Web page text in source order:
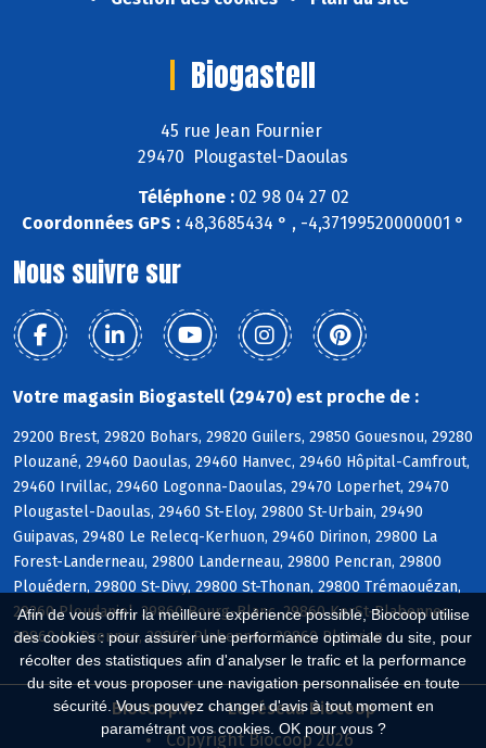
Afin de vous offrir la meilleure expérience possible, Biocoop utilise
des cookies : pour assurer une performance optimale du site, pour
récolter des statistiques afin d'analyser le trafic et la performance
du site et vous proposer une navigation personnalisée en toute
sécurité. Vous pouvez changer d'avis à tout moment en
paramétrant vos cookies. OK pour vous ?
Biogastell
45 rue Jean Fournier
29470 Plougastel-Daoulas
Téléphone :02 98 04 27 02
Coordonnées GPS : 48,3685434 ° , -4,37199520000001 °
Nous suivre sur
Votre magasin Biogastell (29470) est proche de :
29200 Brest, 29820 Bohars, 29820 Guilers, 29850 Gouesnou, 29280
Plouzané, 29460 Daoulas, 29460 Hanvec, 29460 Hôpital-Camfrout,
29460 Irvillac, 29460 Logonna-Daoulas, 29470 Loperhet, 29470
Plougastel-Daoulas, 29460 St-Eloy, 29800 St-Urbain, 29490
Guipavas, 29480 Le Relecq-Kerhuon, 29460 Dirinon, 29800 La
Forest-Landerneau, 29800 Landerneau, 29800 Pencran, 29800
Plouédern, 29800 St-Divy, 29800 St-Thonan, 29800 Trémaouézan,
29260 Ploudaniel, 29860 Bourg-Blanc, 29860 KerSt-Plabennec,
29860 Le Drennec, 29860 Plabennec, 29860 Plouvien
Biocoop.fr
Le réseau Biocoop
Copyright Biocoop 2026